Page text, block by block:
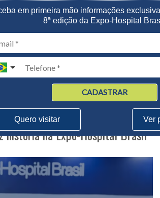
em primeira mão informações
8ª edição da Expo-Hospital
CADASTRAR
Quero visitar Ver
| 2026
Horizonte
EXPOSITORES O EVENTO
história na Expo-Hospital Brasil